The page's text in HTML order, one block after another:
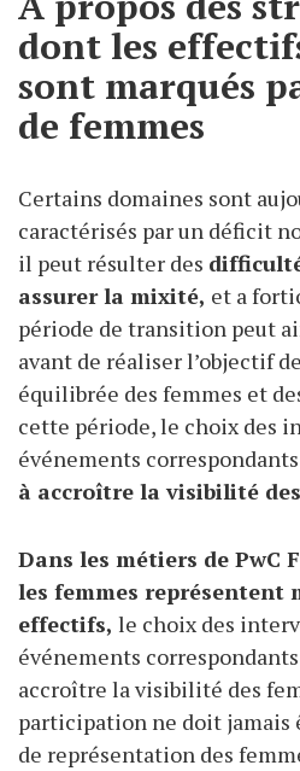
dont les
sont marqués
de femmes
Certains domaines sont
caractérisés par un déficit
il peut résulter des
assurer la mixité, et a
période de transition peut
avant de réaliser l’objectif
équilibrée des femmes et
cette période, le choix des
événements
à accroître la visibilité
Dans les métiers de PwC
les femmes représentent
effectifs, le choix des
événements
accroître la visibilité des
participation ne doit jamais
de représentation des